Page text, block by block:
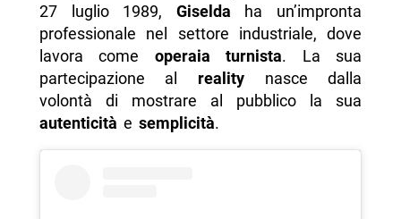
27 luglio 1989, Giselda ha un’impronta
professionale nel settore industriale, dove
lavora come operaia turnista. La sua
partecipazione al reality nasce dalla
volontà di mostrare al pubblico la sua
autenticità e semplicità.